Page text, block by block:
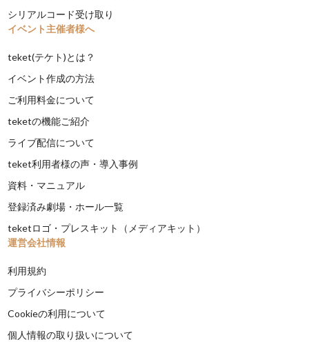
シリアルコード受け取り
イベント主催者様へ
teket(テケト)とは？
イベント作成の方法
ご利用料金について
teketの機能ご紹介
ライブ配信について
teket利用者様の声・導入事例
資料・マニュアル
登録済み劇場・ホール一覧
teketロゴ・プレスキット（メディアキット）
運営会社情報
利用規約
プライバシーポリシー
Cookieの利用について
個人情報の取り扱いについて